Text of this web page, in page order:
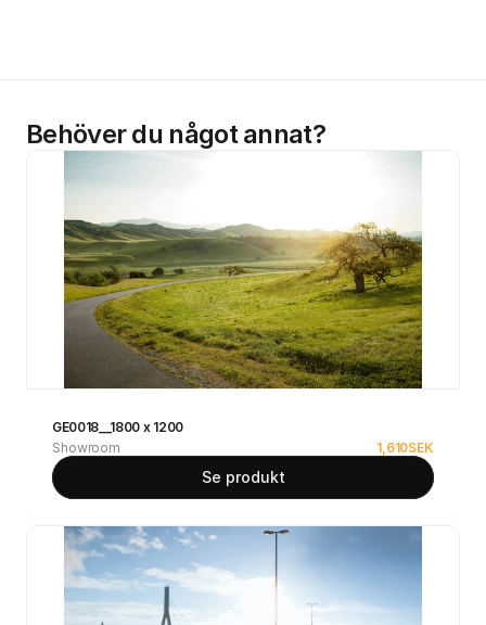
Behöver du något annat?
GE0018__1800 x 1200
Showroom
1,610SEK
Se produkt